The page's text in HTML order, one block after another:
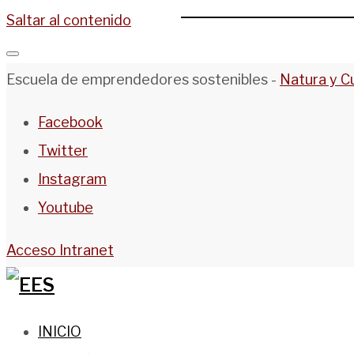
Saltar al contenido
Escuela de emprendedores sostenibles - Natura y
Facebook
Twitter
Instagram
Youtube
Acceso Intranet
INICIO